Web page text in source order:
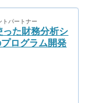
トパートナー
た財務分析シ
ログラム開発